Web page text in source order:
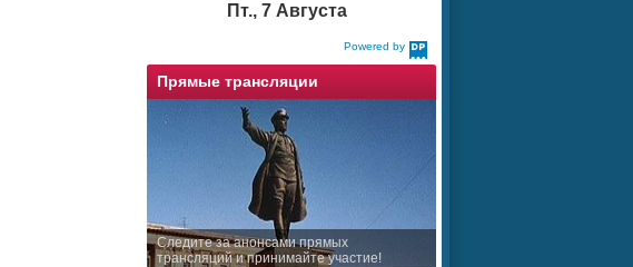
Powered by
DaysPedia.com
Пт., 7 Августа
Прямые трансляции
Следите за анонсами прямых
трансляций и принимайте участие!